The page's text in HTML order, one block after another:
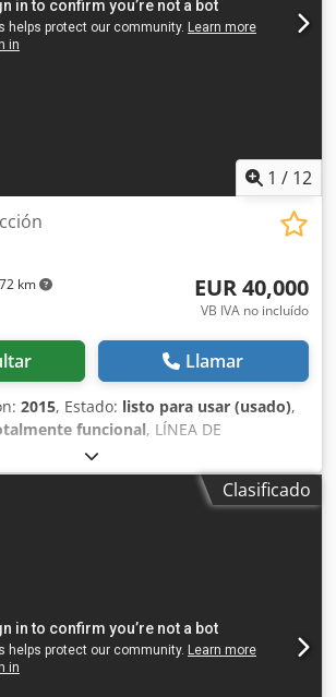
mm Longitud total: 1000 mm Altura total:
Interior: 1.4301 / AISI 304 Partes
Equipamiento:
1 / 12
km EUR 40,000
VB IVA no incluído
Llamar
2015, Estado: listo para usar (usado),
funcional, LÍNEA DE
PARA PROCESADO Y SECADO DE
CONJUNTO COMPLETO ¿Busca
de procesado de fruta con una
paquete brinda todo lo necesario para
tanto de zumo como de fruta
el lavado y prensado hasta el
Clasificado